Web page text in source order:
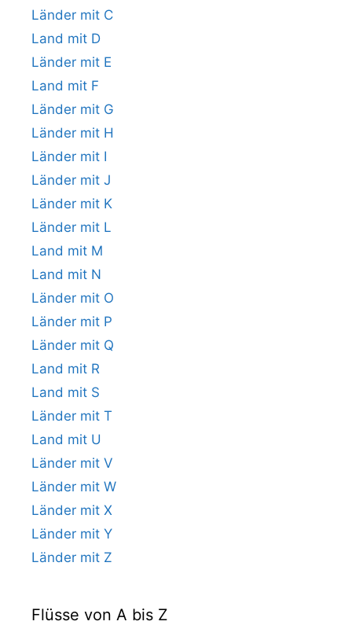
Länder mit C
Land mit D
Länder mit E
Land mit F
Länder mit G
Länder mit H
Länder mit I
Länder mit J
Länder mit K
Länder mit L
Land mit M
Land mit N
Länder mit O
Länder mit P
Länder mit Q
Land mit R
Land mit S
Länder mit T
Land mit U
Länder mit V
Länder mit W
Länder mit X
Länder mit Y
Länder mit Z
Flüsse von A bis Z